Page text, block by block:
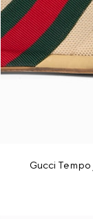
حذاء سنيكرز Gucci Tempo